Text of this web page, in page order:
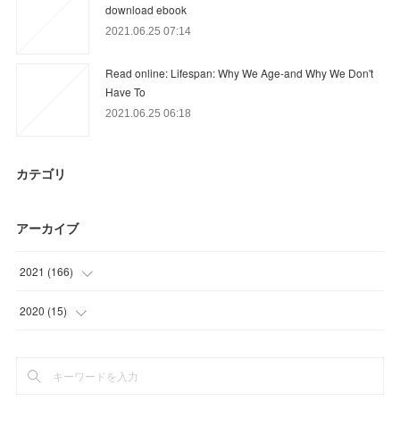
download ebook
2021.06.25 07:14
Read online: Lifespan: Why We Age-and Why We Don't
Have To
2021.06.25 06:18
カテゴリ
アーカイブ
2021 (166)
(48 )
(
2020 (15)
(